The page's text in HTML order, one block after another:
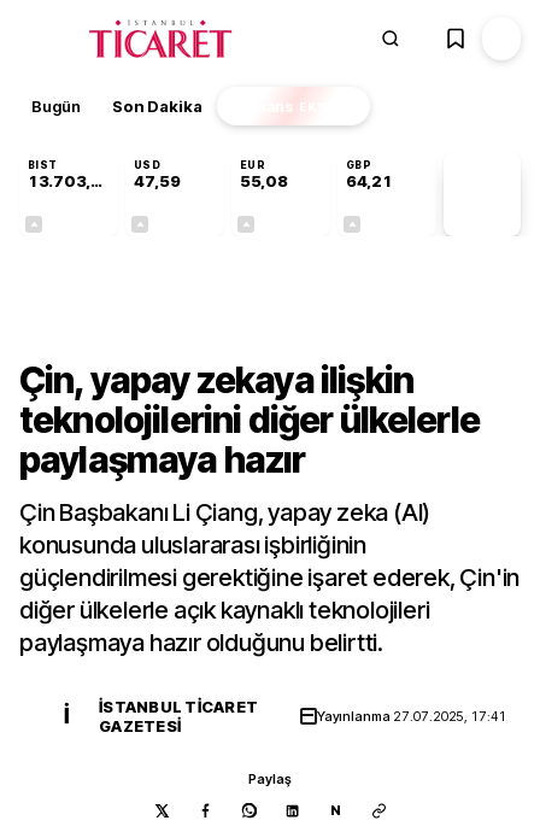
Bugün Son Dakika Finans EKSTRA
BIST
13.703,13
USD
47,59
EUR
55,08
GBP
64,21
Çin, yapay zekaya ilişkin
teknolojilerini diğer ülkelerle
paylaşmaya hazır
Çin Başbakanı Li Çiang, yapay zeka (AI)
konusunda uluslararası işbirliğinin
güçlendirilmesi gerektiğine işaret ederek, Çin'in
diğer ülkelerle açık kaynaklı teknolojileri
paylaşmaya hazır olduğunu belirtti.
İ
İSTANBUL TICARET
GAZETESI
Yayınlanma 27.07.2025, 17:41
Paylaş
N